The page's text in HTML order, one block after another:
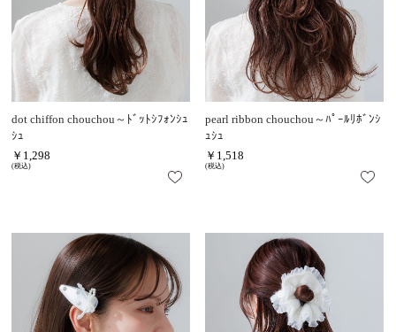
dot chiffon chouchou～ﾄﾞｯﾄｼﾌｫﾝｼｭ
ｼｭ
￥1,298
(税込)
pearl ribbon chouchou～ﾊﾟｰﾙﾘﾎﾞﾝｼ
ｭｼｭ
￥1,518
(税込)